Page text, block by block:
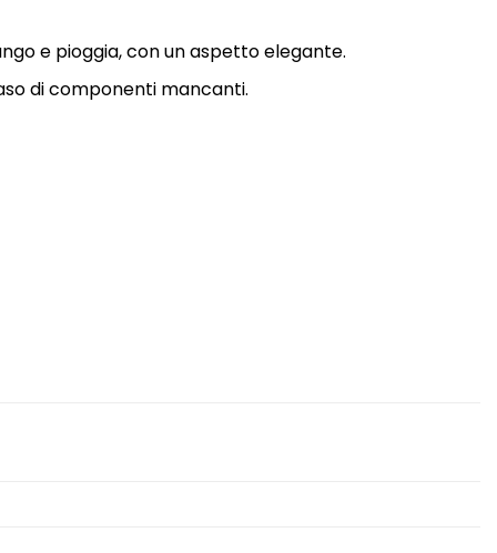
e pioggia, con un aspetto elegante.
di componenti mancanti.